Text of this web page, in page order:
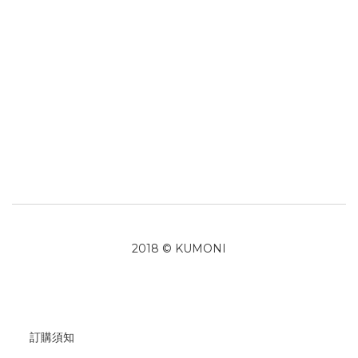
2018 © KUMONI
訂購須知